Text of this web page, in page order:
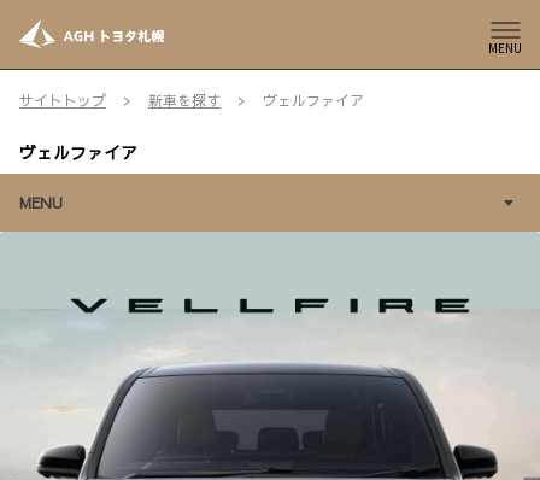
MENU
サイトトップ 新車を探す ヴェルファイア
ヴェルファイア
MENU